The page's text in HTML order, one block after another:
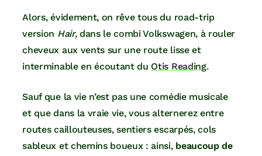
Alors, évidement, on rêve tous du road-trip
version Hair,dans le combi Volkswagen, à rouler
cheveux aux vents sur une route lisse et
interminable en écoutant du Otis Reading.
Sauf que la vie n’est pas une comédie musicale
et que dans la vraie vie, vous alternerez entre
routes caillouteuses, sentiers escarpés, cols
sableux et chemins boueux : ainsi, beaucoup de